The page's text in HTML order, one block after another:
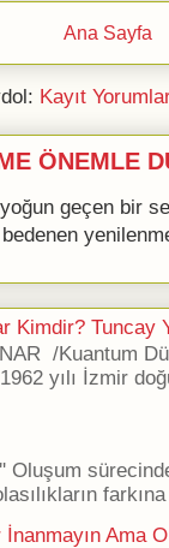
Ana Sayfa
Kayıt
ÖNEMLE
geçen bir
Kimdir? Tuncay
/Kuantum
yılı İzmir
Ama